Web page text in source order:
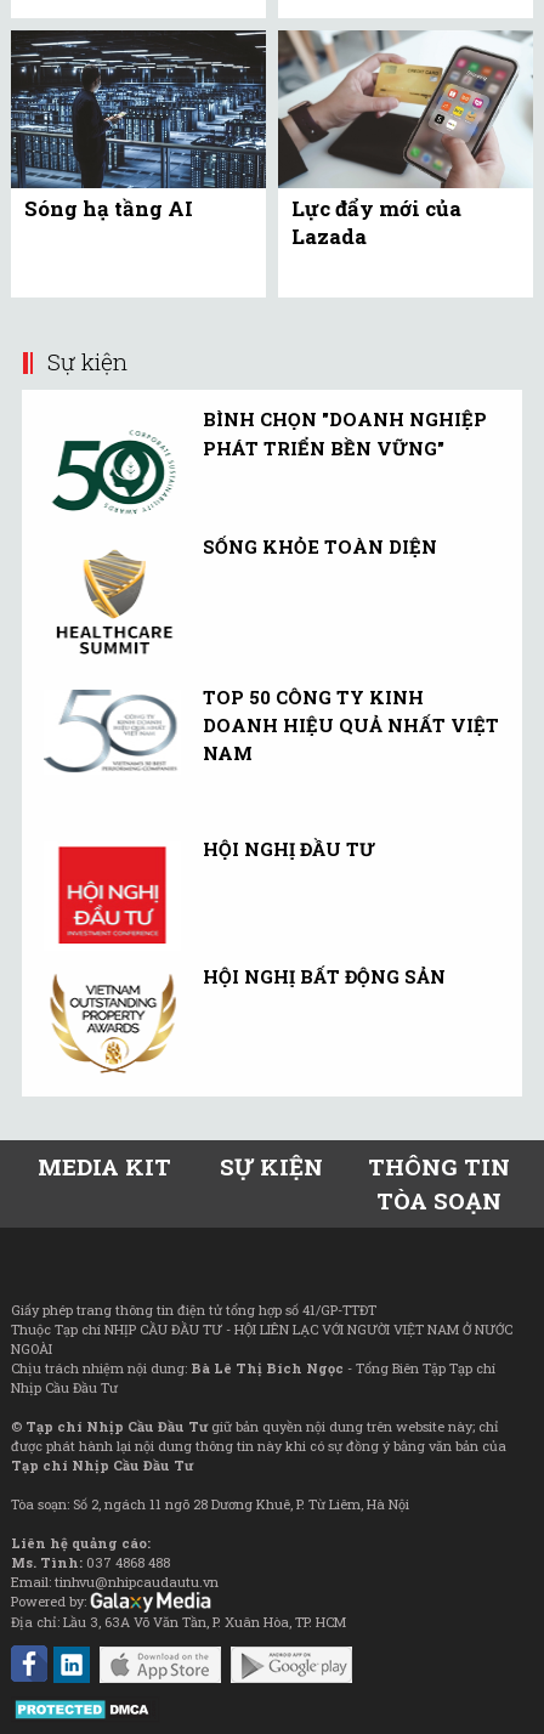
Sóng hạ tầng AI
Lực đẩy mới của
Lazada
Sự kiện
BÌNH CHỌN "DOANH NGHIỆP
PHÁT TRIỂN BỀN VỮNG"
SỐNG KHỎE TOÀN DIỆN
TOP 50 CÔNG TY KINH
DOANH HIỆU QUẢ NHẤT VIỆT
NAM
HỘI NGHỊ ĐẦU TƯ
HỘI NGHỊ BẤT ĐỘNG SẢN
MEDIA KIT SỰ KIỆN
THÔNG TIN
TÒA SOẠN
Giấy phép trang thông tin điện tử tổng hợp số 41/GP-TTĐT
Thuộc Tạp chí NHỊP CẦU ĐẦU TƯ - HỘI LIÊN LẠC VỚI NGƯỜI VIỆT NAM Ở NƯỚC
NGOÀI
Chịu trách nhiệm nội dung: Bà Lê Thị Bích Ngọc - Tổng Biên Tập Tạp chí
Nhịp Cầu Đầu Tư
© Tạp chí Nhịp Cầu Đầu Tưgiữ bản quyền nội dung trên website này; chỉ
được phát hành lại nội dung thông tin này khi có sự đồng ý bằng văn bản của
Tạp chí Nhịp Cầu Đầu Tư
Tòa soạn: Số 2, ngách 11 ngõ 28 Dương Khuê, P. Từ Liêm, Hà Nội
Liên hệ quảng cáo:
Ms. Tình: 037 4868 488
Email: tinhvu@nhipcaudautu.vn
Powered by:
Địa chỉ: Lầu 3, 63A Võ Văn Tần, P. Xuân Hòa, TP. HCM